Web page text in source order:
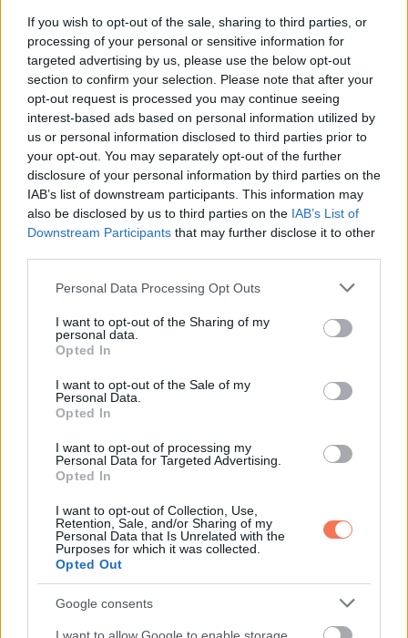
If you wish to opt-out of the sale, sharing to third parties, or
processing of your personal or sensitive information for
targeted advertising by us, please use the below opt-out
section to confirm your selection. Please note that after your
opt-out request is processed you may continue seeing
interest-based ads based on personal information utilized by
us or personal information disclosed to third parties prior to
your opt-out. You may separately opt-out of the further
disclosure of your personal information by third parties on the
IAB’s list of downstream participants. This information may
also be disclosed by us to third parties on the IAB’s List of
Downstream Participants that may further disclose it to other
Please note that this website/app uses one or more Google
not limited to your visit or usage behaviour. You may click to
grant or deny consent to Google and its third-party tags to
use your data for below specified purposes in below Google
consent section.
Personal Data Processing Opt Outs
I want to opt-out of the Sharing of my
personal data.
Opted In
I want to opt-out of the Sale of my
Personal Data.
Opted In
I want to opt-out of processing my
Personal Data for Targeted Advertising.
Opted In
I want to opt-out of Collection, Use,
Retention, Sale, and/or Sharing of my
Personal Data that Is Unrelated with the
Purposes for which it was collected.
Opted Out
Google consents
WhatsappRedditShare
via
Email
ELŐZŐ POSZT
A bolt tulajdonosa új eladónőt alkalmaz
most a 78 éves Kabir Bedi